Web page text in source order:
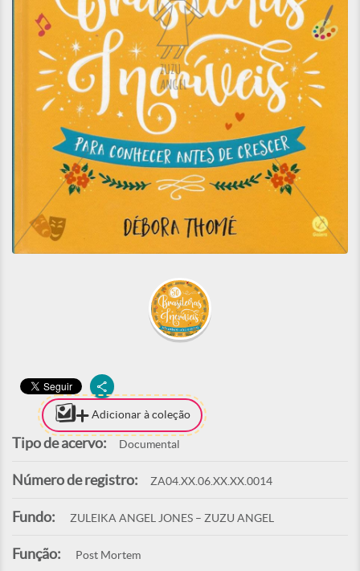
Adicionar à coleção
Tipo de acervo: Documental
Número de registro: ZA04.XX.06.XX.XX.0014
Fundo: ZULEIKA ANGEL JONES – ZUZU ANGEL
Função: Post Mortem